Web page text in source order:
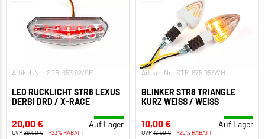
Artikel-Nr.: STR-653.92/CE
LED RÜCKLICHT STR8 LEXUS
DERBI DRD / X-RACE
20,00 € Auf Lager
UVP26,00 € -23% RABATT
Artikel-Nr.: STR-675.95/WH
BLINKER STR8 TRIANGLE
KURZ WEISS / WEISS
10,00 € Auf Lager
UVP12,50 € -20% RABATT